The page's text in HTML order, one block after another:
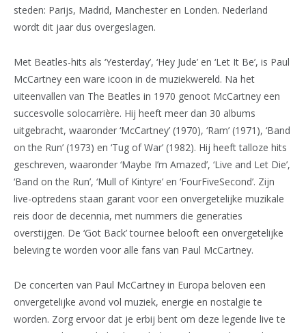
steden: Parijs, Madrid, Manchester en Londen. Nederland
wordt dit jaar dus overgeslagen.
Met Beatles-hits als ‘Yesterday’, ‘Hey Jude’ en ‘Let It Be’, is Paul
McCartney een ware icoon in de muziekwereld. Na het
uiteenvallen van The Beatles in 1970 genoot McCartney een
succesvolle solocarrière. Hij heeft meer dan 30 albums
uitgebracht, waaronder ‘McCartney’ (1970), ‘Ram’ (1971), ‘Band
on the Run’ (1973) en ‘Tug of War’ (1982). Hij heeft talloze hits
geschreven, waaronder ‘Maybe I’m Amazed’, ‘Live and Let Die’,
‘Band on the Run’, ‘Mull of Kintyre’ en ‘FourFiveSecond’. Zijn
live-optredens staan ​​garant voor een onvergetelijke muzikale
reis door de decennia, met nummers die generaties
overstijgen. De ‘Got Back’ tournee belooft een onvergetelijke
beleving te worden voor alle fans van Paul McCartney.
De concerten van Paul McCartney in Europa beloven een
onvergetelijke avond vol muziek, energie en nostalgie te
worden. Zorg ervoor dat je erbij bent om deze legende live te